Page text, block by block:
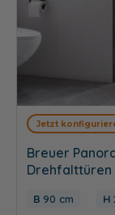
Jetzt
Breuer
Drehfalttüren
90 cm